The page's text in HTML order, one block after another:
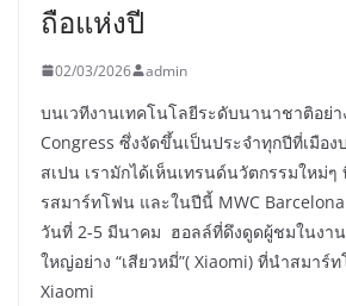
ถือแห่งปี
02/03/2026 admin
บนเวทีงานเทคโนโลยีระดับนานาชาติอย่
Congress ซึ่งจัดขึ้นเป็นประจำทุกปีที่เมือง
สเปน เรามักได้เห็นเทรนด์นวัตกรรมใหม่
รสมาร์ทโฟน และในปีนี้ MWC
วันที่ 2-5 มีนาคม ฮอลล์ที่ดึงดูดผู้ชมในงา
ใหญ่อย่าง “เสียวหมี่”( Xiaomi) ที่นำสมาร์
Xiaomi